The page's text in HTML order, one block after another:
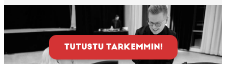
TUTUSTU TARKEMMIN!